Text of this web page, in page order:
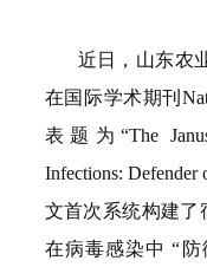
近日，山东农
在国际学术期刊
表题为“The
Infections: Defender
文首次系统构建
在病毒感染中 “防